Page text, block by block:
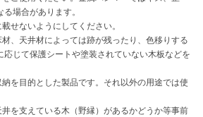
場合があります。
せないようにしてください。
、天井材によっては跡が残ったり、色移りする
じて保護シートや塗装されていない木板などを
を目的とした製品です。それ以外の用途では使
を支えている木（野縁）があるかどうか等事前